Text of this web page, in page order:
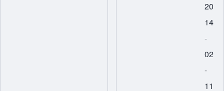
20
14
-
02
-
11